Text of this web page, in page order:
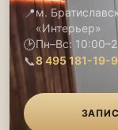
📍м.
«Интерьер»
🕑Пн–Вс:
📞8 495 181-19-